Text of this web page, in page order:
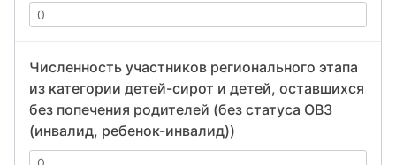
Численность участников регионального этапа
из категории детей-сирот и детей, оставшихся
без попечения родителей (без статуса ОВЗ
(инвалид, ребенок-инвалид))